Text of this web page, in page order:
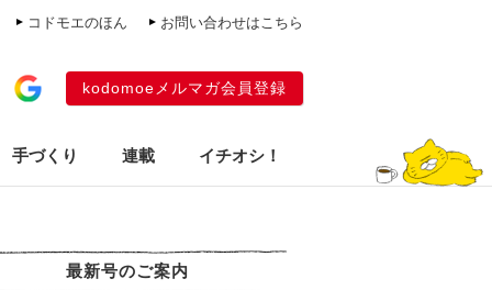
コドモエのほん お問い合わせはこちら
kodomoeメルマガ会員登録
手づくり 連載 イチオシ！
最新号のご案内